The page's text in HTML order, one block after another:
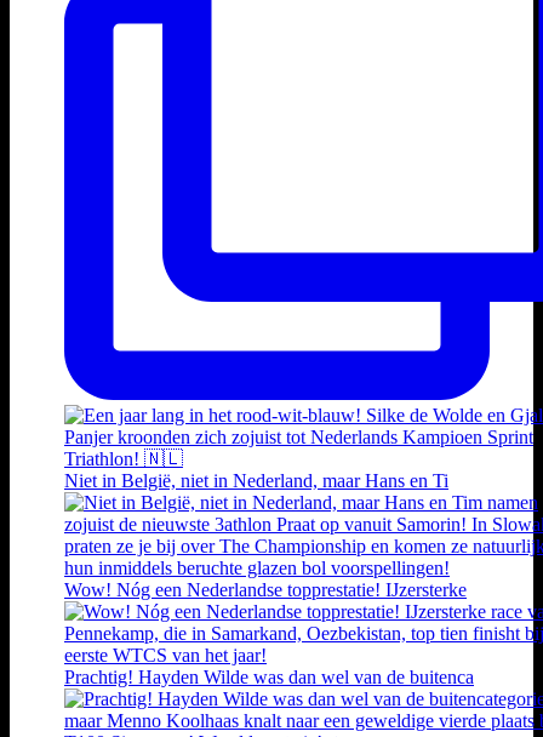
Niet in België, niet in Nederland, maar Hans en Ti
Wow! Nóg een Nederlandse topprestatie! IJzersterke
Prachtig! Hayden Wilde was dan wel van de buitenca